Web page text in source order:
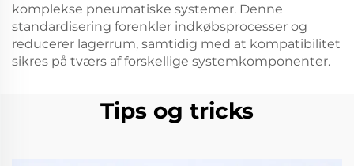
komplekse pneumatiske systemer. Denne
standardisering forenkler indkøbsprocesser og
reducerer lagerrum, samtidig med at kompatibilitet
sikres på tværs af forskellige systemkomponenter.
Tips og tricks